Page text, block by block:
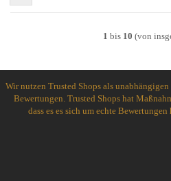
1 bis 10 (von
Wir nutzen Trusted Shops als
Bewertungen. Trusted Shops hat
dass es es sich um echte Bewertungen